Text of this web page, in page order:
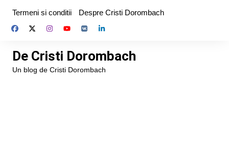
content
Termeni si conditii Despre Cristi Dorombach
De Cristi Dorombach
Un blog de Cristi Dorombach